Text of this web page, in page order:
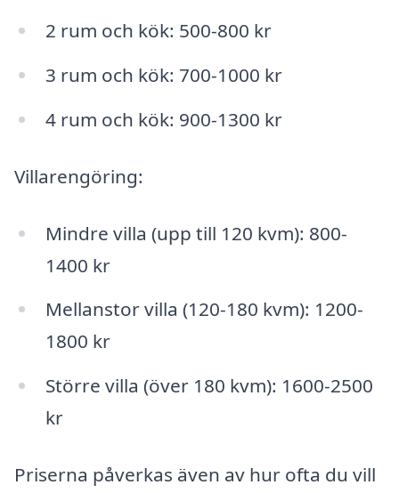
2 rum och kök: 500-800 kr
3 rum och kök: 700-1000 kr
4 rum och kök: 900-1300 kr
Villarengöring:
Mindre villa (upp till 120 kvm): 800-
1400 kr
Mellanstor villa (120-180 kvm): 1200-
1800 kr
Större villa (över 180 kvm): 1600-2500
kr
Priserna påverkas även av hur ofta du vill